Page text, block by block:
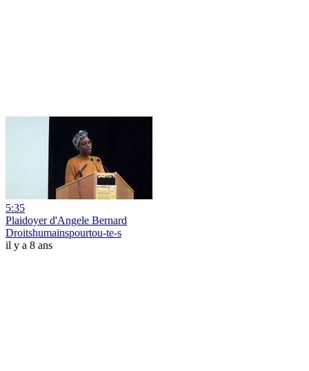
5:35
Plaidoyer d'Angele Bernard
Droitshumainspourtou-te-s
il y a 8 ans